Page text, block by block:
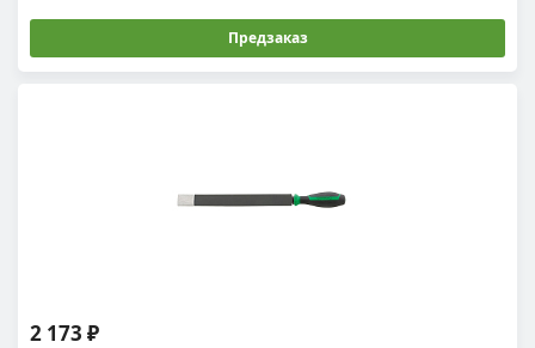
Предзаказ
2 173 ₽